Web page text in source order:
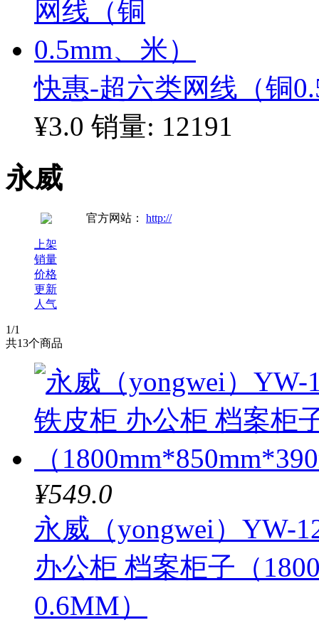
快惠-超六类网线（铜
¥3.0 销量: 12191
永威
官方网站： http://
上架
销量
价格
更新
人气
1/1
共13个商品
¥549.0
永威（yongwei）YW-
办公柜 档案柜子（
0.6MM）